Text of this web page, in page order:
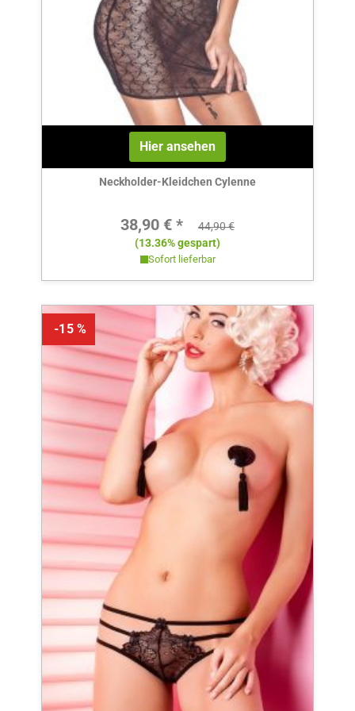
Hier ansehen
Neckholder-Kleidchen Cylenne
Verkaufspreis:
38,90 € * Regulärer Preis:
44,90 €
(13.36% gespart)
Sofort lieferbar
-15 %